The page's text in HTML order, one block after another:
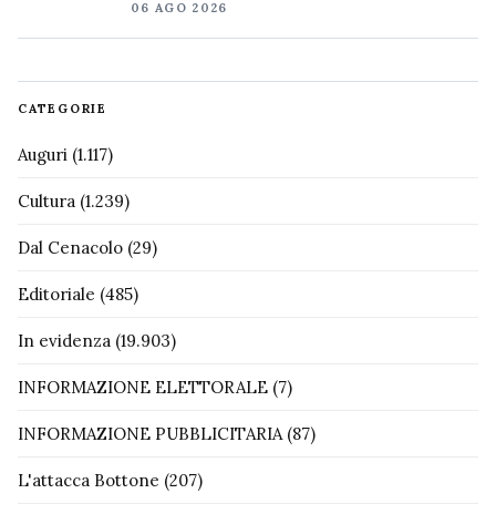
06 AGO 2026
CATEGORIE
Auguri (1.117)
Cultura (1.239)
Dal Cenacolo (29)
Editoriale (485)
In evidenza (19.903)
INFORMAZIONE ELETTORALE (7)
INFORMAZIONE PUBBLICITARIA (87)
L'attacca Bottone (207)